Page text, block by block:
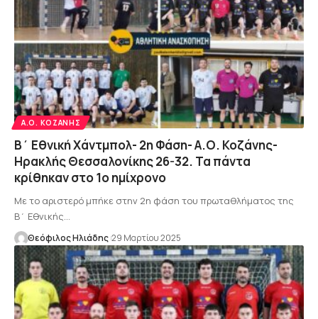
Α.Ο. ΚΟΖΆΝΗΣ
Β΄ Εθνική Χάντμπολ- 2η Φάση- Α.Ο. Κοζάνης-
Ηρακλής Θεσσαλονίκης 26-32. Τα πάντα
κρίθηκαν στο 1ο ημίχρονο
Με το αριστερό μπήκε στην 2η φάση του πρωταθλήματος της
Β΄ Εθνικής…
Θεόφιλος Ηλιάδης 29 Μαρτίου 2025